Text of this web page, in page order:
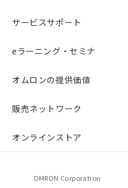
サービスサポート
eラーニング・セミナ
オムロンの提供価値
販売ネットワーク
オンラインストア
OMRON Corporation